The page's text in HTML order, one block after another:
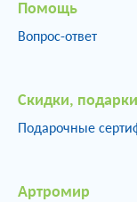
Помощь
Вопрос-ответ
Скидки,
Подарочные
Артромир